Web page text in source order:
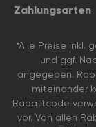
Zahlungsarten
*Alle Preise inkl.
und ggf.
angegeben.
miteinander
Rabattcode
vor. Von allen